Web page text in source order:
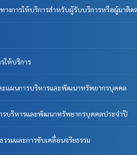
างการให้บริการสำหรับผู้รับบริการหรือผู้มาติด
ให้บริการ
ะแผนการบริหารและพัฒนาทรัพยากรบุคคล
รบริหารและพัฒนาทรัพยากรบุคคลประจําปี
รรมและการขับเคลื่อนจริยธรรม